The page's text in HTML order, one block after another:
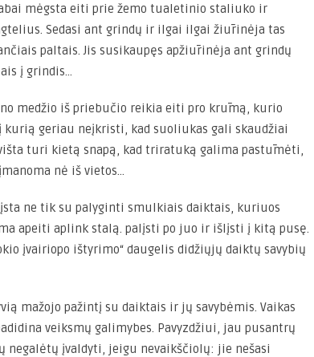
mėgsta eiti prie žemo tualetinio staliuko ir
Sedasi ant grindų ir ilgai ilgai žiūrinėja tas
paltais. Jis susikaupęs apžiūrinėja ant grindų
į grindis…
medžio iš priebučio reikia eiti pro krūmą, kurio
geriau neįkristi, kad suoliukas gali skaudžiai
turi kietą snapą, kad triratuką galima pastūmėti,
nė iš vietos…
ne tik su palyginti smulkiais daiktais, kuriuos
apeiti aplink stalą. palįsti po juo ir išlįsti į kitą pusę.
įvairiopo ištyrimo“ daugelis didžiųjų daiktų savybių
mažojo pažintį su daiktais ir jų savybėmis. Vaikas
veiksmų galimybes. Pavyzdžiui, jau pusantrų
įvaldyti, jeigu nevaikščiolų: jie nešasi